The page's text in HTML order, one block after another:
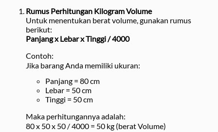
Rumus Perhitungan Kilogram Volume
Untuk menentukan berat volume, gunakan rumus
berikut:
Panjang x Lebar x Tinggi / 4000
Contoh:
Jika barang Anda memiliki ukuran:
Panjang = 80 cm
Lebar = 50 cm
Tinggi = 50 cm
Maka perhitungannya adalah:
80 x 50 x 50 / 4000 = 50 kg (berat Volume)